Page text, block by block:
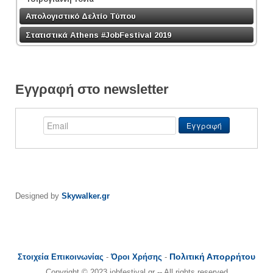
Απολογιστικό Δελτίο Τύπου
Στατιστικά Athens #JobFestival 2019
Εγγραφή στο newsletter
Designed by Skywalker.gr
Στοιχεία Επικοινωνίας -Όροι Χρήσης - Πολιτική Απορρήτου